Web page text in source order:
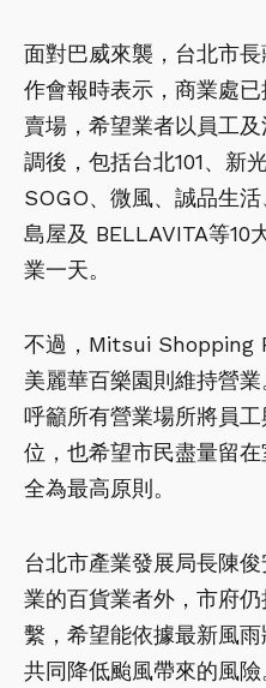
面對巴威來襲，台北市
作會報時表示，商業處
賣場，希望業者以員工
調後，包括台北101、新
SOGO、微風、誠品生
島屋及 BELLAVITA等10
業一天。
不過，Mitsui Shopping
美麗華百樂園則維持營
呼籲所有營業場所將員
位，也希望市民盡量留
全為最高原則。
台北市產業發展局長陳
業的百貨業者外，市府
繫，希望能依據最新風
共同降低颱風帶來的風險